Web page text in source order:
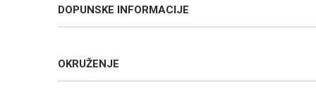
DOPUNSKE INFORMACIJE
OKRUŽENJE